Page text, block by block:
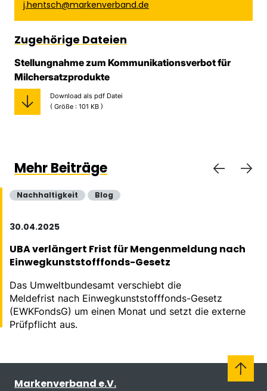
j.hentsch@markenverband.de
Zugehörige Dateien
Stellungnahme zum Kommunikationsverbot für
Milchersatzprodukte
Download als pdf Datei
( Größe : 101 KB )
Mehr Beiträge
Nachhaltigkeit Blog
30.04.2025
UBA verlängert Frist für Mengenmeldung nach
Einwegkunststofffonds-Gesetz
Das Umweltbundesamt verschiebt die
Meldefrist nach Einwegkunststofffonds-Gesetz
(EWKFondsG) um einen Monat und setzt die externe
Prüfpflicht aus.
Markenverband e.V.